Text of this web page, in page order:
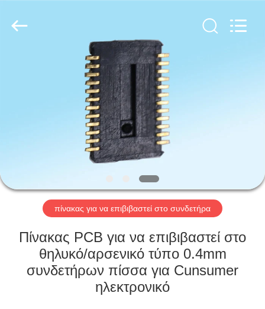
ΠΡΟΪΌΝΤΑ
ΓΎΡΟΣ
ΕΡΓΟΣΤΑΣΊΩΝ
ΠΟΙΟΤΙΚΌΣ
ΈΛΕΓΧΟΣ
Reserved.
Developed
πίνακας για να επιβιβαστεί στο συνδετήρα
Πίνακας PCB για να επιβιβαστεί στο
θηλυκό/αρσενικό τύπο 0.4mm
συνδετήρων πίσσα για Cunsumer
ηλεκτρονικό